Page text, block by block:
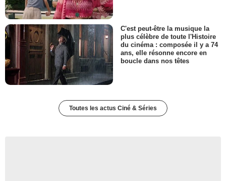
C'est peut-être la musique la
plus célèbre de toute l'Histoire
du cinéma : composée il y a 74
ans, elle résonne encore en
boucle dans nos têtes
Toutes les actus Ciné & Séries